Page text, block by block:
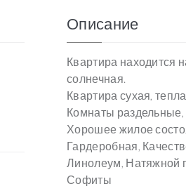
Описание
Квартира находится
солнечная.
Квартира сухая,
Комнаты
Хорошее жилое
Гардеробная,
Линолеум, Натяжной
Софиты